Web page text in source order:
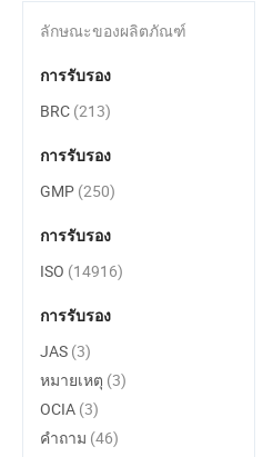
ลักษณะของผลิตภัณฑ์
การรับรอง
BRC (213)
การรับรอง
GMP (250)
การรับรอง
ISO (14916)
การรับรอง
JAS (3)
หมายเหตุ (3)
OCIA (3)
คำถาม (46)